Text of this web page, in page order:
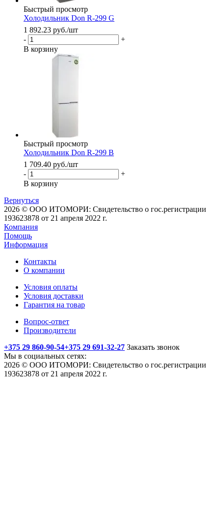
Быстрый просмотр
Холодильник Don R-299 G
1 892.23 руб./шт
-
+
В корзину
Быстрый просмотр
Холодильник Don R-299 B
1 709.40 руб./шт
-
+
В корзину
Вернуться
2026 © ООО ИТОМОРИ: Свидетельство о гос.регистрации
193623878 от 21 апреля 2022 г.
Компания
Помощь
Информация
Контакты
О компании
Условия оплаты
Условия доставки
Гарантия на товар
Вопрос-ответ
Производители
+375 29 860-90-54+375 29 691-32-27 Заказать звонок
Мы в социальных сетях:
2026 © ООО ИТОМОРИ: Свидетельство о гос.регистрации
193623878 от 21 апреля 2022 г.